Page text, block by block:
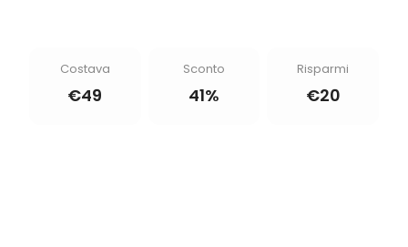
Costava
€49
Sconto
41%
Risparmi
€20